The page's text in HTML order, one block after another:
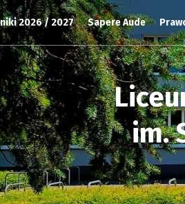
im.
2026 / 2027 Sapere Aude